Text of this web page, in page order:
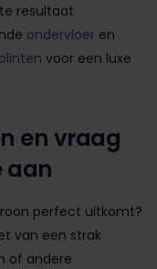
resultaat
ondervloer en
voor een luxe
en vraag
aan
perfect uitkomt?
van een strak
of andere